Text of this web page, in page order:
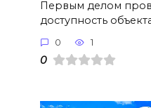
Первым делом
доступность
0 1
0